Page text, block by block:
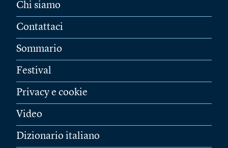
Chi siamo
Contattaci
Sommario
Festival
Privacy e cookie
Video
Dizionario italiano